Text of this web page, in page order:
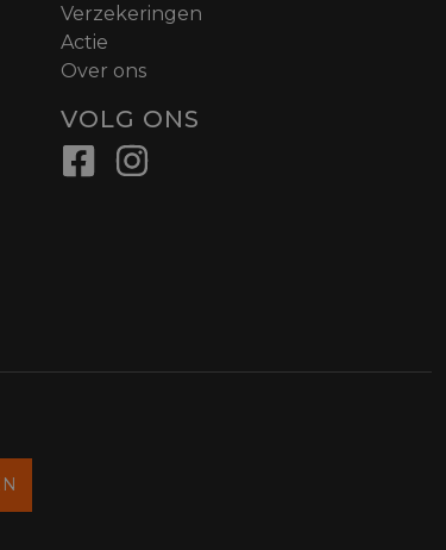
Verzekeringen
Actie
Over ons
VOLG ONS